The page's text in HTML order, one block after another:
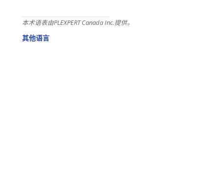
本术语表由PLEXPERT Canada Inc.提供。
其他语言